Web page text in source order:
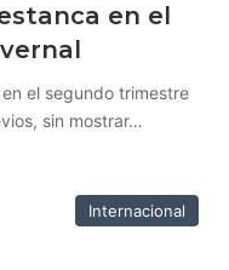
en el
el segundo trimestre
sin mostrar…
Internacional